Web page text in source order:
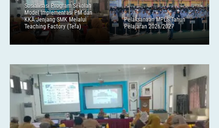
Sosialisasi Program Sekolah
Model Implementasi PM dan
KKA Jenjang SMK Melalui
Teaching Factory (Tefa)
Pelaksanaan MPLS Tahun
Pelajaran 2026/2027